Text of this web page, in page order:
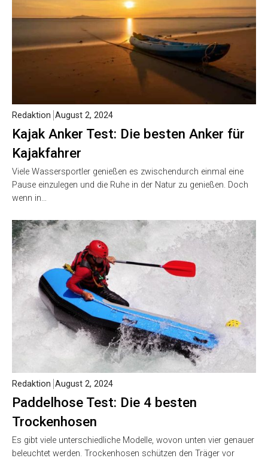
Kajak Anker Test: Die besten Anker für
Kajakfahrer
Redaktion August 2, 2024
Viele Wassersportler genießen es zwischendurch einmal eine
Pause einzulegen und die Ruhe in der Natur zu genießen. Doch
wenn in…
Paddelhose Test: Die 4 besten
Trockenhosen
Redaktion August 2, 2024
Es gibt viele unterschiedliche Modelle, wovon unten vier genauer
beleuchtet werden. Trockenhosen schützen den Träger vor